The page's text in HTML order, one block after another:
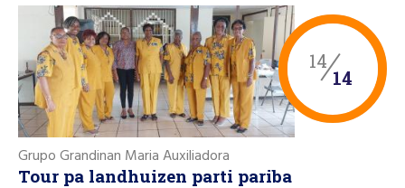
14
14
Grupo Grandinan Maria Auxiliadora
Tour pa landhuizen parti pariba